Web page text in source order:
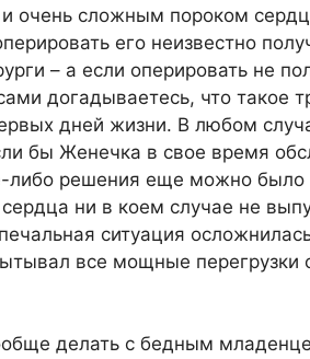
очень сложным пороком
его неизвестно
– а если оперировать не
догадываетесь, что такое
дней жизни. В любом
бы Женечка в свое время
либо решения еще можно было
ни в коем случае не
ситуация
все мощные перегрузки
делать с бедным